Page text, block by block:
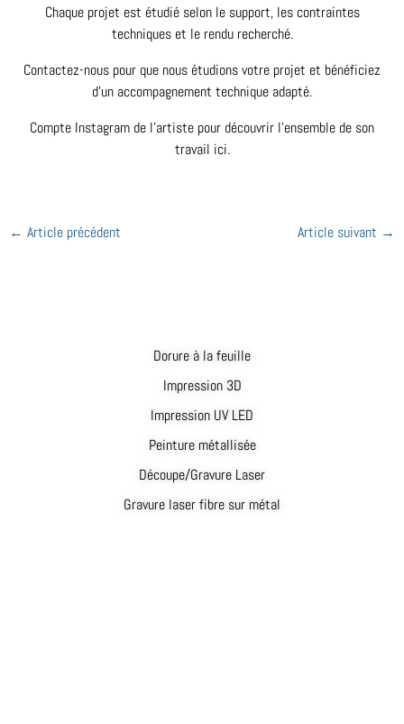
Chaque projet est étudié selon le support, les contraintes
techniques et le rendu recherché.
Contactez-nous pour que nous étudions votre projet et bénéficiez
d’un accompagnement technique adapté.
Compte Instagram de l’artiste pour découvrir l’ensemble de son
travail ici.
← Article précédent Article suivant →
Dorure à la feuille
Impression 3D
Impression UV LED
Peinture métallisée
Découpe/Gravure Laser
Gravure laser fibre sur métal